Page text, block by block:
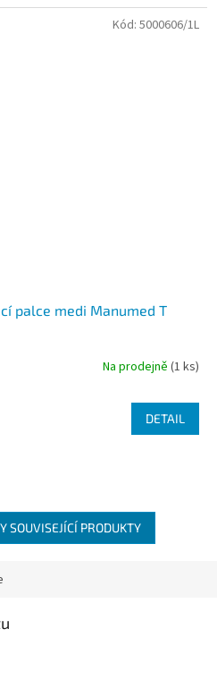
palce medi Manumed T
Na prodejně (1 ks)
DETAIL
Kód: 5000606/1L
SOUVISEJÍCÍ PRODUKTY